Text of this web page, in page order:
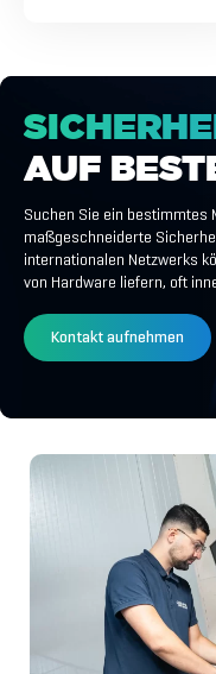
AUF
Suchen Sie ein bestimmtes
maßgeschneiderte
internationalen Netzwerks
von Hardware liefern, oft
Kontakt aufnehmen